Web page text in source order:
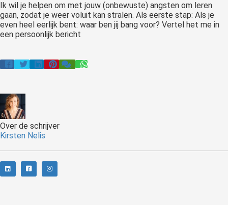
Ik wil je helpen om met jouw (onbewuste) angsten om leren
gaan, zodat je weer voluit kan stralen. Als eerste stap: Als je
even heel eerlijk bent: waar ben jij bang voor? Vertel het me in
een persoonlijk bericht
Over de schrijver
Kirsten Nelis